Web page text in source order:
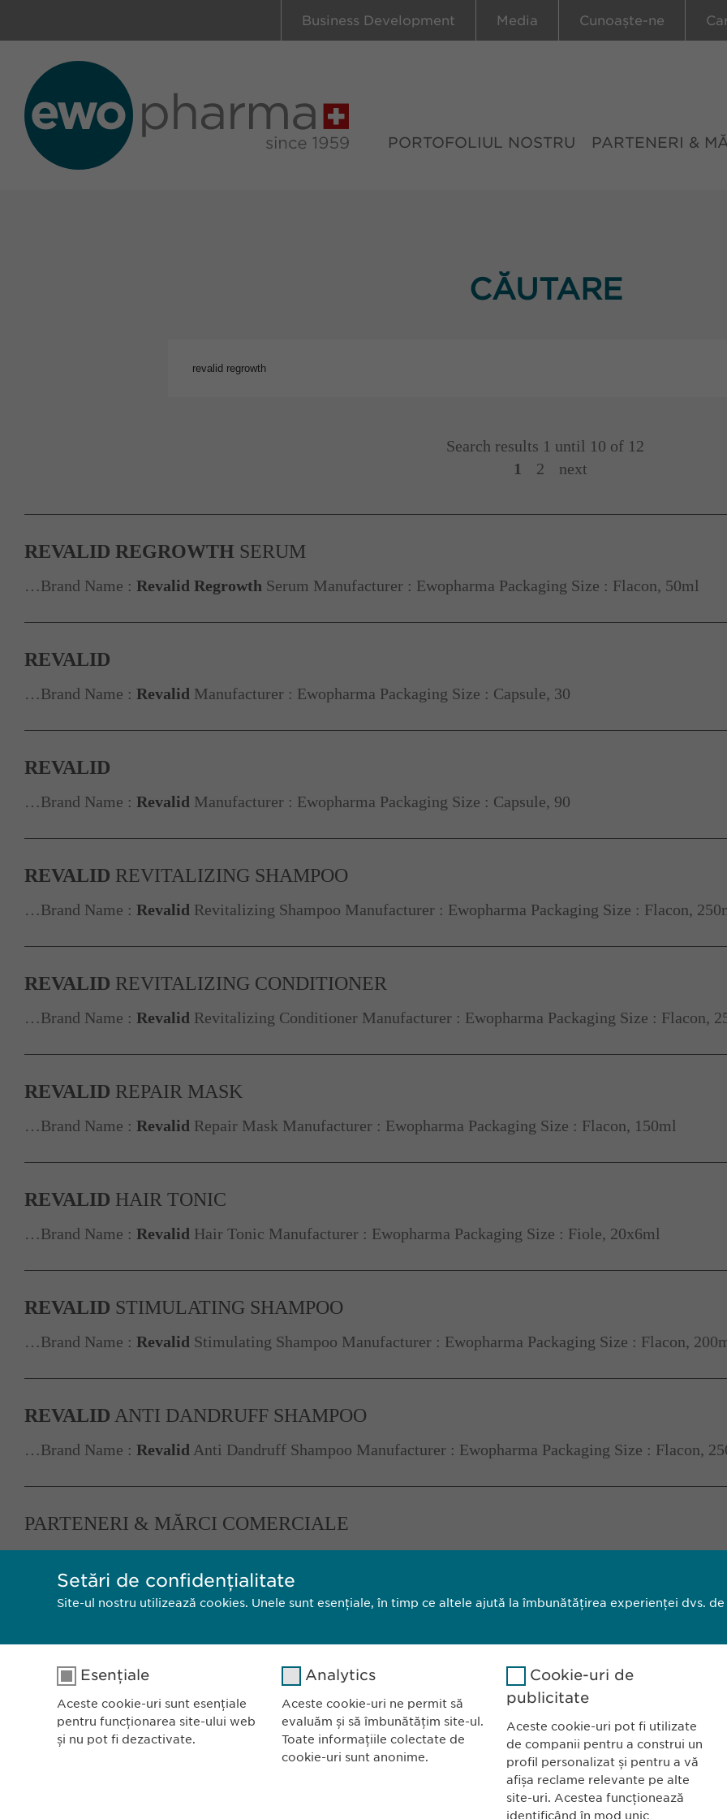
Business Development Media Cunoaște-ne
PORTOFOLIUL NOSTRU PARTENERI &
CĂUTARE
Search results 1 until 10 of 12
1
2 next
REVALID REGROWTH SERUM
…Brand Name : Revalid Regrowth Serum Manufacturer : Ewopharma Packaging Size : Flacon, 50ml
REVALID
…Brand Name : Revalid Manufacturer : Ewopharma Packaging Size : Capsule, 30
REVALID
…Brand Name : Revalid Manufacturer : Ewopharma Packaging Size : Capsule, 90
REVALID REVITALIZING SHAMPOO
…Brand Name : Revalid Revitalizing Shampoo Manufacturer : Ewopharma Packaging Size : Flacon,
REVALID REVITALIZING CONDITIONER
…Brand Name : Revalid Revitalizing Conditioner Manufacturer : Ewopharma Packaging Size : Flacon,
REVALID REPAIR MASK
…Brand Name : Revalid Repair Mask Manufacturer : Ewopharma Packaging Size : Flacon, 150ml
REVALID HAIR TONIC
…Brand Name : Revalid Hair Tonic Manufacturer : Ewopharma Packaging Size : Fiole, 20x6ml
REVALID STIMULATING SHAMPOO
…Brand Name : Revalid Stimulating Shampoo Manufacturer : Ewopharma Packaging Size : Flacon,
REVALID ANTI DANDRUFF SHAMPOO
…Brand Name : Revalid Anti Dandruff Shampoo Manufacturer : Ewopharma Packaging Size : Flacon,
PARTENERI & MĂRCI COMERCIALE
Search results 1 until 10 of 12
CONTACT
Tel.: +40 21 260
Setări de confidențialitate
Site-ul nostru utilizează cookies. Unele sunt esențiale, în timp ce altele ajută la îmbunătățirea experienței dvs.
Esențiale
Aceste cookie-uri sunt esențiale
pentru funcționarea site-ului web
și nu pot fi dezactivate.
Analytics
Aceste cookie-uri ne permit să
evaluăm și să îmbunătățim site-ul.
Toate informațiile colectate de
cookie-uri sunt anonime.
Cookie-uri de
publicitate
Aceste cookie-uri pot fi utilizate
de companii pentru a construi un
profil personalizat și pentru a vă
afișa reclame relevante pe alte
site-uri. Acestea funcționează
identificând în mod unic